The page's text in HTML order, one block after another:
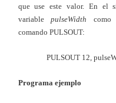
que use este valor. En el
variablepulseWidth como
comando PULSOUT:
PULSOUT 12,
Programa ejemplo